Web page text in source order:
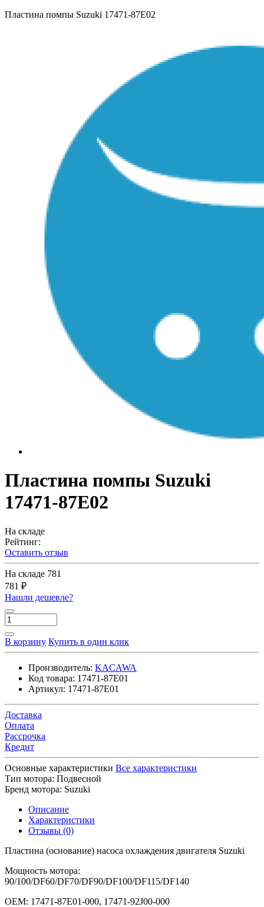
Пластина помпы Suzuki 17471-87E02
Пластина помпы Suzuki
17471-87E02
На складе
Рейтинг:
Оставить отзыв
На складе 781
781 ₽
Нашли дешевле?
В корзину Купить в один клик
Производитель: KACAWA
Код товара: 17471-87E01
Артикул: 17471-87E01
Доставка
Оплата
Рассрочка
Кредит
Основные характеристики Все характеристики
Тип мотора: Подвесной
Бренд мотора: Suzuki
Описание
Характеристики
Отзывы (0)
Пластина (основание) насоса охлаждения двигателя Suzuki
Мощность мотора:
90/100/DF60/DF70/DF90/DF100/DF115/DF140
OEM: 17471-87E01-000, 17471-92J00-000